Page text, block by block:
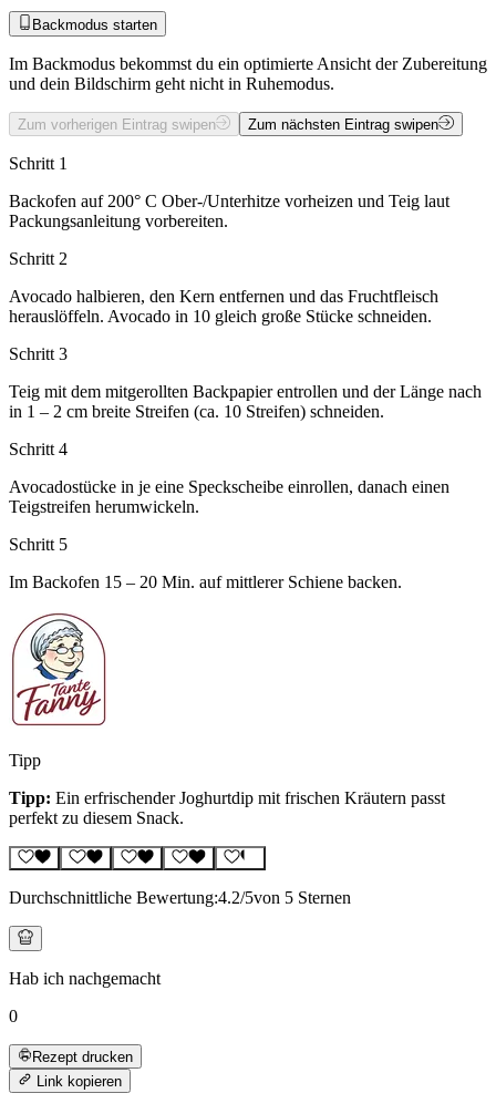
Backmodus starten
Im Backmodus bekommst du ein optimierte Ansicht der Zubereitung
und dein Bildschirm geht nicht in Ruhemodus.
Zum vorherigen Eintrag swipen Zum nächsten Eintrag swipen
Schritt 1
Backofen auf 200° C Ober-/Unterhitze vorheizen und Teig laut
Packungsanleitung vorbereiten.
Schritt 2
Avocado halbieren, den Kern entfernen und das Fruchtfleisch
herauslöffeln. Avocado in 10 gleich große Stücke schneiden.
Schritt 3
Teig mit dem mitgerollten Backpapier entrollen und der Länge nach
in 1 – 2 cm breite Streifen (ca. 10 Streifen) schneiden.
Schritt 4
Avocadostücke in je eine Speckscheibe einrollen, danach einen
Teigstreifen herumwickeln.
Schritt 5
Im Backofen 15 – 20 Min. auf mittlerer Schiene backen.
Tipp
Tipp: Ein erfrischender Joghurtdip mit frischen Kräutern passt
perfekt zu diesem Snack.
Durchschnittliche Bewertung:4.2/5von 5 Sternen
Hab ich nachgemacht
0
Rezept drucken
Link kopieren